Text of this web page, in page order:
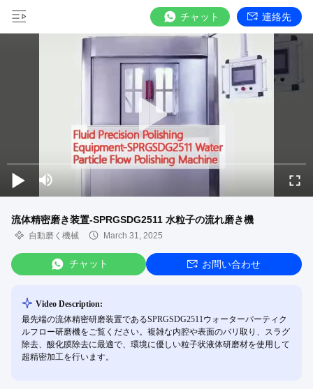
チャット 連絡先
流体精密磨き装置-SPRGSDG2511 水粒子の流れ磨き機
自動磨く機械 March 31, 2025
チャット お問い合わせ
Video Description:
最先端の流体精密研磨装置であるSPRGSDG2511ウォーターパーティク
ルフロー研磨機をご覧ください。複雑な内腔や表面のバリ取り、スラグ
除去、酸化膜除去に最適で、環境に優しい粒子状液体研磨材を使用して
超精密加工を行います。